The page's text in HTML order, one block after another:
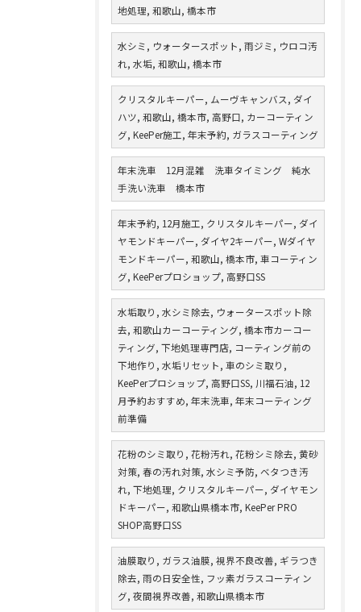
地処理, 和歌山, 橋本市
水シミ, ウォータースポット, 雨ジミ, ウロコ汚
れ, 水垢, 和歌山, 橋本市
クリスタルキーパー, ムーヴキャンバス, ダイ
ハツ, 和歌山, 橋本市, 高野口, カーコーティン
グ, KeePer施工, 年末予約, ガラスコーティング
年末洗車 12月混雑 洗車タイミング 純水
手洗い洗車 橋本市
年末予約, 12月施工, クリスタルキーパー, ダイ
ヤモンドキーパー, ダイヤ2キーパー, Wダイヤ
モンドキーパー, 和歌山, 橋本市, 車コーティン
グ, KeePerプロショップ, 高野口SS
水垢取り, 水シミ除去, ウォータースポット除
去, 和歌山カーコーティング, 橋本市カーコー
ティング, 下地処理専門店, コーティング前の
下地作り, 水垢リセット, 車のシミ取り,
KeePerプロショップ, 高野口SS, 川福石油, 12
月予約おすすめ, 年末洗車, 年末コーティング
前準備
花粉のシミ取り, 花粉汚れ, 花粉シミ除去, 黄砂
対策, 春の汚れ対策, 水シミ予防, ベタつき汚
れ, 下地処理, クリスタルキーパー, ダイヤモン
ドキーパー, 和歌山県橋本市, KeePer PRO
SHOP高野口SS
油膜取り, ガラス油膜, 視界不良改善, ギラつき
除去, 雨の日安全性, フッ素ガラスコーティン
グ, 夜間視界改善, 和歌山県橋本市